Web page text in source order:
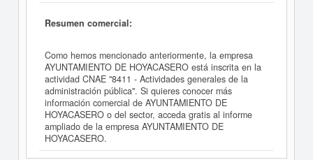
Resumen comercial:
Como hemos mencionado anteriormente, la empresa
AYUNTAMIENTO DE HOYACASERO está inscrita en la
actividad CNAE "8411 - Actividades generales de la
administración pública". Si quieres conocer más
información comercial de AYUNTAMIENTO DE
HOYACASERO o del sector, acceda gratis al informe
ampliado de la empresa AYUNTAMIENTO DE
HOYACASERO.